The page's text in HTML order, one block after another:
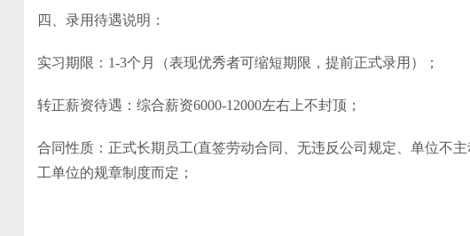
四、录用待遇说明：
实习期限：1-3个月（表现优秀者可缩短期限，提前正式录用）；
转正薪资待遇：综合薪资6000-12000左右上不封顶；
合同性质：正式长期员工(直签劳动合同、无违反公司规定、单位不
工单位的规章制度而定；